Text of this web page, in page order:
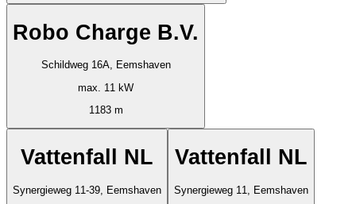
Robo Charge B.V.
Schildweg 16A, Eemshaven
max. 11 kW
1183 m
Vattenfall NL
Synergieweg 11-39, Eemshaven
Vattenfall NL
Synergieweg 11, Eemshaven